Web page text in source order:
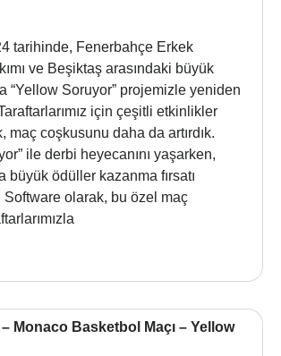
tarihinde, Fenerbahçe Erkek
ve Beşiktaş arasındaki büyük
“Yellow Soruyor” projemizle yeniden
için çeşitli etkinlikler
maç coşkusunu daha da artırdık.
ile derbi heyecanını yaşarken,
büyük ödüller kazanma fırsatı
Software olarak, bu özel maç
Monaco Basketbol Maçı – Yellow